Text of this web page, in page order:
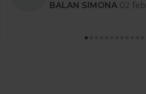
Stanciu Aura Andreea